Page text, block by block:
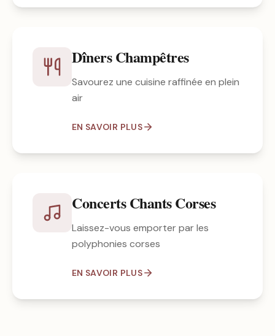
Dîners Champêtres
Savourez une cuisine raffinée en plein
air
EN SAVOIR PLUS
Concerts Chants Corses
Laissez-vous emporter par les
polyphonies corses
EN SAVOIR PLUS